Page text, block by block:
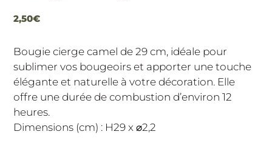
2,50€
Bougie cierge camel de 29 cm, idéale pour
sublimer vos bougeoirs et apporter une touche
élégante et naturelle à votre décoration. Elle
offre une durée de combustion d’environ 12
heures.
Dimensions (cm) : H29 x ⌀2,2